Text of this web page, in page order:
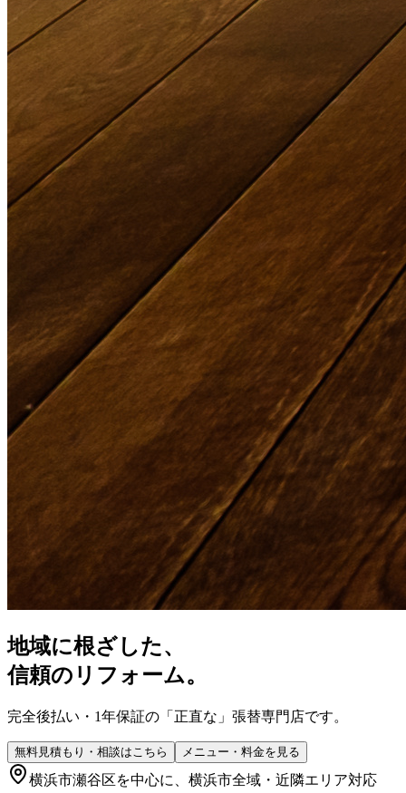
地域に根ざした、
信頼のリフォーム。
完全後払い・1年保証の 「正直な」張替専門店です。
無料見積もり・相談はこちら メニュー・料金を見る
横浜市瀬谷区を中心に、横浜市全域・近隣エリア対応